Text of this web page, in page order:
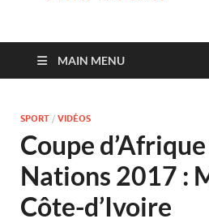
MAIN MENU
SPORT / VIDÉOS
Coupe
Nations 2017 :
Côte-d’Ivoire